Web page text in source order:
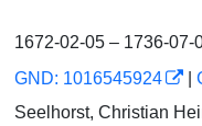
1672-02-05 – 1736-07-
GND: 1016545924
Seelhorst, Christian